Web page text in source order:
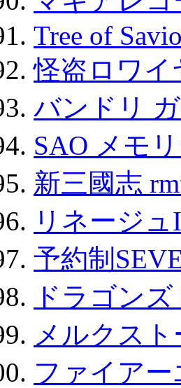
Tree of
怪盗ロワイ
バンドリ
SAO メモ
新三國志
リネージ
予約制
ドラゴン
メルクス
ファイア